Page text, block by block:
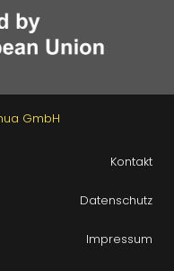
GmbH
Kontakt
Datenschutz
Impressum